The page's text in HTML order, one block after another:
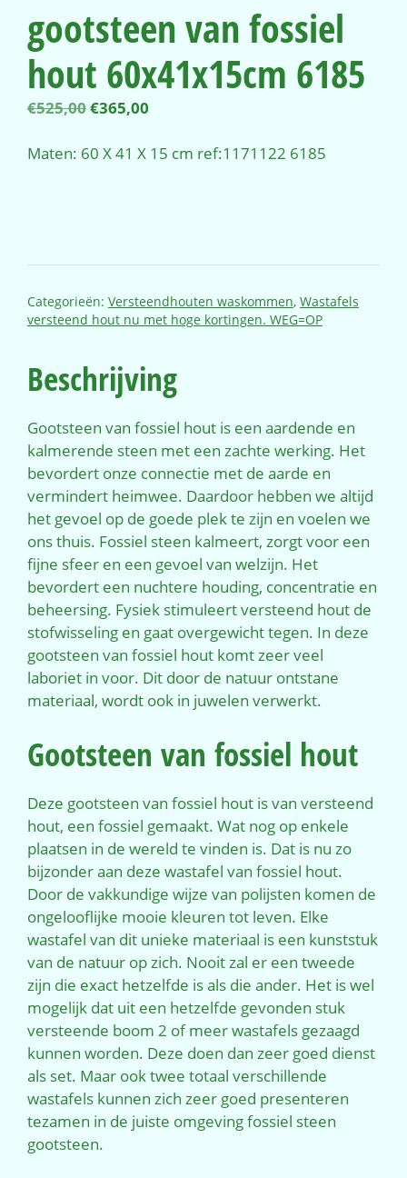
gootsteen van fossiel
hout 60x41x15cm 6185
€525,00Oorspronkelijke
was:
€365,00
is:
Maten: 60 X 41 X 15 cm ref:1171122 6185
Categorieën: Versteendhouten waskommen, Wastafels
versteend hout nu met hoge kortingen. WEG=OP
Beschrijving
Gootsteen van fossiel hout is een aardende en
kalmerende steen met een zachte werking. Het
bevordert onze connectie met de aarde en
vermindert heimwee. Daardoor hebben we altijd
het gevoel op de goede plek te zijn en voelen we
ons thuis. Fossiel steen kalmeert, zorgt voor een
fijne sfeer en een gevoel van welzijn. Het
bevordert een nuchtere houding, concentratie en
beheersing. Fysiek stimuleert versteend hout de
stofwisseling en gaat overgewicht tegen. In deze
gootsteen van fossiel hout komt zeer veel
laboriet in voor. Dit door de natuur ontstane
materiaal, wordt ook in juwelen verwerkt.
Gootsteen van fossiel hout
Deze gootsteen van fossiel hout is van versteend
hout, een fossiel gemaakt. Wat nog op enkele
plaatsen in de wereld te vinden is. Dat is nu zo
bijzonder aan deze wastafel van fossiel hout.
Door de vakkundige wijze van polijsten komen de
ongelooflijke mooie kleuren tot leven. Elke
wastafel van dit unieke materiaal is een kunststuk
van de natuur op zich. Nooit zal er een tweede
zijn die exact hetzelfde is als die ander. Het is wel
mogelijk dat uit een hetzelfde gevonden stuk
versteende boom 2 of meer wastafels gezaagd
kunnen worden. Deze doen dan zeer goed dienst
als set. Maar ook twee totaal verschillende
wastafels kunnen zich zeer goed presenteren
tezamen in de juiste omgeving fossiel steen
gootsteen.